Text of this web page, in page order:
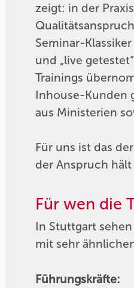
zeigt: in der
Seminar-
und „live
Trainings
Inhouse-Kunden
aus Ministerien
Für uns ist das
der Anspruch
Für wen die
In Stuttgart
mit sehr
Führungskräfte: